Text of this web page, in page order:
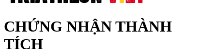
CHỨNG NHẬN THÀNH
TÍCH